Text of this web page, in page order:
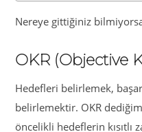
Nereye gittiğiniz
OKR (Objective
Hedefleri belirlemek,
belirlemektir. OKR
öncelikli hedeflerin